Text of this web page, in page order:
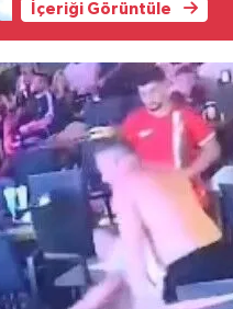
İçeriği Görüntüle